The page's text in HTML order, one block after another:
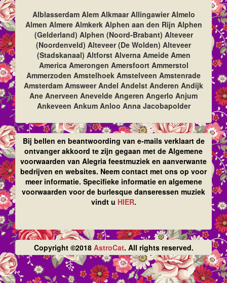
Alblasserdam Alem Alkmaar Allingawier Almelo
Almen Almere Almkerk Alphen aan den Rijn Alphen
(Gelderland) Alphen (Noord-Brabant) Alteveer
(Noordenveld) Alteveer (De Wolden) Alteveer
(Stadskanaal) Altforst Alverna Ameide Amen
America Amerongen Amersfoort Ammerstol
Ammerzoden Amstelhoek Amstelveen Amstenrade
Amsterdam Amsweer Andel Andelst Anderen Andijk
Ane Anerveen Anevelde Angeren Angerlo Anjum
Ankeveen Ankum Anloo Anna Jacobapolder
Bij bellen en beantwoording van e-mails verklaart de
ontvanger akkoord te zijn gegaan met de Algemene
voorwaarden van Alegria feestmuziek en aanverwante
bedrijven en websites. Neem contact met ons op voor
meer informatie. Specifieke informatie en algemene
voorwaarden voor de burlesque danseressen muziek
vindt u HIER.
Copyright ©2018 AstroCat. All rights reserved.